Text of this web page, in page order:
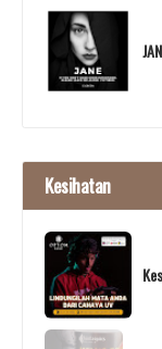
Kesihatan